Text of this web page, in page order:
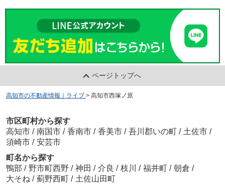
ページトップへ
高知市の不動産情報｜ライブ > 高知市西塚ノ原
市区町村から探す
高知市 / 南国市 / 香南市 / 香美市 / 吾川郡いの町 / 土佐市 /
須崎市 / 安芸市
町名から探す
鴨部 / 野市町西野 / 神田 / 介良 / 枝川 / 福井町 / 朝倉 /
大そね / 薊野西町 / 土佐山田町